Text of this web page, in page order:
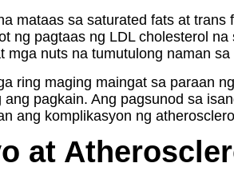
mataas sa saturated fats at
ng pagtaas ng LDL cholesterol
nuts na tumutulong naman
ring maging maingat sa paraan
pagkain. Ang pagsunod sa
ang komplikasyon ng
at